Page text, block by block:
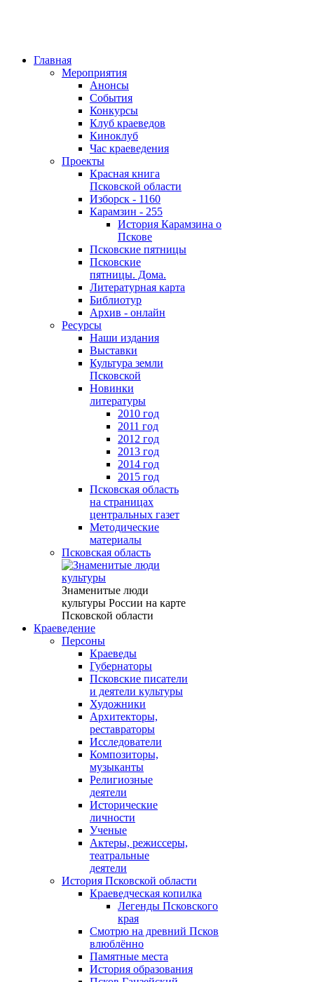
Главная
Мероприятия
Анонсы
События
Конкурсы
Клуб краеведов
Киноклуб
Час краеведения
Проекты
Красная книга
Псковской области
Изборск - 1160
Карамзин - 255
История Карамзина о
Пскове
Псковские пятницы
Псковские
пятницы. Дома.
Литературная карта
Библиотур
Архив - онлайн
Ресурсы
Наши издания
Выставки
Культура земли
Псковской
Новинки
литературы
2010 год
2011 год
2012 год
2013 год
2014 год
2015 год
Псковская область
на страницах
центральных газет
Методические
материалы
Псковская область
Знаменитые люди
культуры России на карте
Псковской области
Краеведение
Персоны
Краеведы
Губернаторы
Псковские писатели
и деятели культуры
Художники
Архитекторы,
реставраторы
Исследователи
Композиторы,
музыканты
Религиозные
деятели
Исторические
личности
Ученые
Актеры, режиссеры,
театральные
деятели
История Псковской области
Краеведческая копилка
Легенды Псковского
края
Смотрю на древний Псков
влюблённо
Памятные места
История образования